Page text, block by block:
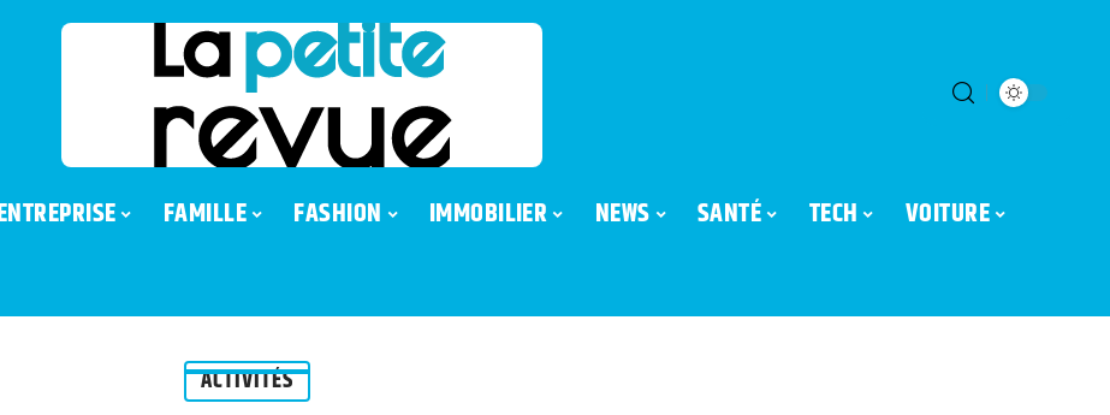
FAMILLE FASHION IMMOBILIER NEWS SANTÉ TECH VOITURE
ACTIVITÉS